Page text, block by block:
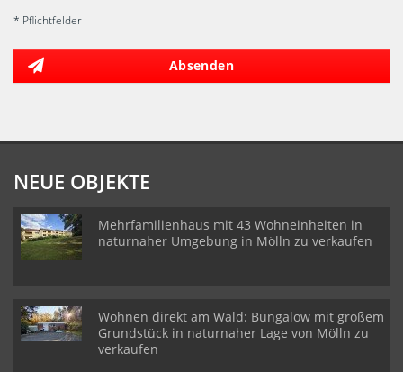
* Pflichtfelder
Absenden
NEUE OBJEKTE
Mehrfamilienhaus mit 43 Wohneinheiten in
naturnaher Umgebung in Mölln zu verkaufen
Wohnen direkt am Wald: Bungalow mit großem
Grundstück in naturnaher Lage von Mölln zu
verkaufen